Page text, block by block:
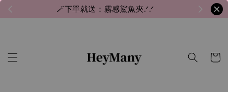
🪄下單就送：霧感鯊魚夾.ᐟ.ᐟ